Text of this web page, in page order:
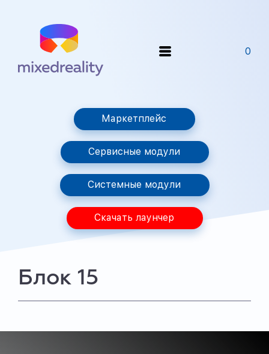
0
Маркетплейс
Сервисные модули
Системные модули
Скачать лаунчер
Блок 15